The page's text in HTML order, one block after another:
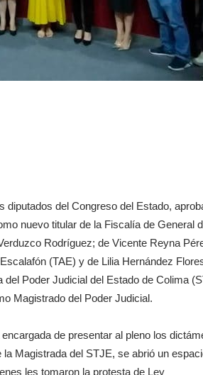
del Congreso del Estado,
nuevo titular de la Fiscalía de General
Rodríguez; de Vicente Reyna
(TAE) y de Lilia Hernández
Poder Judicial del Estado de Colima
Magistrado del Poder Judicial.
de presentar al pleno los
Magistrada del STJE, se abrió un
les tomaron la protesta de Ley